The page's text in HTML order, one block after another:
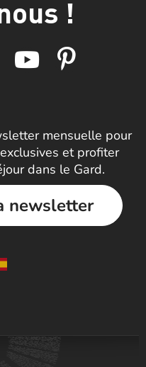
!
mensuelle pour
et profiter
dans le Gard.
newsletter